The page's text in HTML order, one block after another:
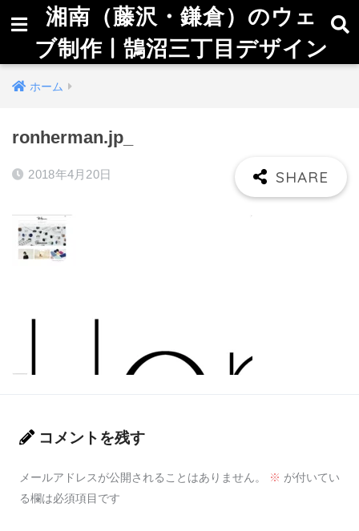
湘南（藤沢・鎌倉）のウェ
ブ制作 | 鵠沼三丁目デザイン
ホーム
ronherman.jp_
2018年4月20日
コメントを残す
メールアドレスが公開されることはありません。 ※ が付いてい
る欄は必須項目です